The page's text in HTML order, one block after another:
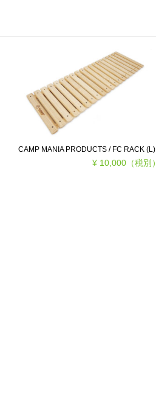
CAMP MANIA PRODUCTS / FC RACK (L)
¥ 10,000（税別）